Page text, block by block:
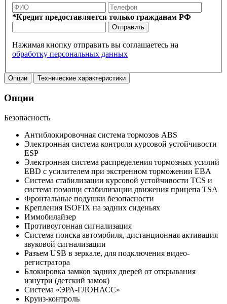
*Кредит предоставляется только гражданам РФ
Отправить
Нажимая кнопку отправить вы соглашаетесь на
обработку персональных данных
Опции Технические характеристики
Опции
Безопасность
Антиблокировочная система тормозов ABS
Электронная система контроля курсовой устойчивости
ESP
Электронная система распределения тормозных усилий
EBD с усилителем при экстренном торможении EBA
Система стабилизации курсовой устойчивости TCS и
система помощи стабилизации движения прицепа TSA
Фронтальные подушки безопасности
Крепления ISOFIX на задних сиденьях
Иммобилайзер
Противоугонная сигнализация
Система поиска автомобиля, дистанционная активация
звуковой сигнализации
Разъем USB в зеркале, для подключения видео-
регистратора
Блокировка замков задних дверей от открывания
изнутри (детский замок)
Система «ЭРА-ГЛОНАСС»
Круиз-контроль